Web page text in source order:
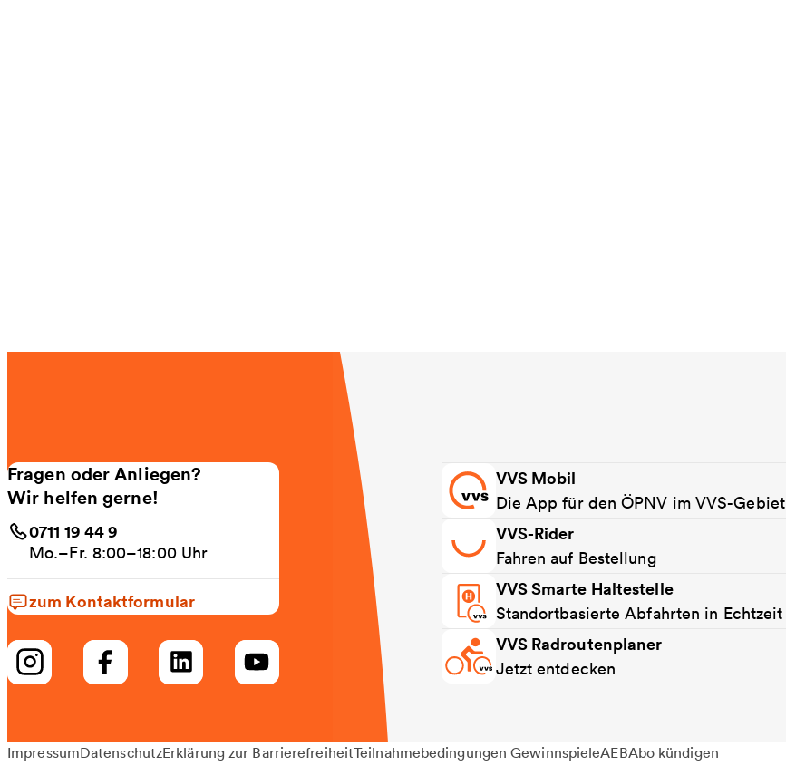
Fragen oder Anliegen?
Wir helfen gerne!
0711 19 44 9
Mo.–Fr. 8:00–18:00 Uhr
zum Kontaktformular
VVS Mobil
Die App für den ÖPNV im VVS-Gebiet
VVS-Rider
Fahren auf Bestellung
VVS Smarte Haltestelle
Standortbasierte Abfahrten in Echtzeit
VVS Radroutenplaner
Jetzt entdecken
ImpressumDatenschutzErklärung zur BarrierefreiheitTeilnahmebedingungen GewinnspieleAEBAbo kündigen